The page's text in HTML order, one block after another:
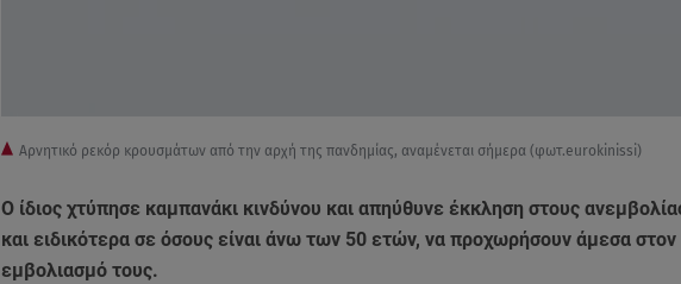
Αρνητικό ρεκόρ κρουσμάτων από την αρχή της πανδημίας, αναμένεται σήμερα (φωτ.eurokinissi)
Ο ίδιος χτύπησε καμπανάκι κινδύνου και απηύθυνε έκκληση στους
και ειδικότερα σε όσους είναι άνω των 50 ετών, να προχωρήσουν άμεσα στον
εμβολιασμό τους.